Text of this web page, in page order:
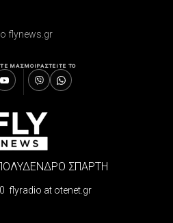
flynews.gr
ΜΑΣΜΟΙΡΑΣΤΕΙΤΕ ΤΟ
ΣΠΑΡΤΗ
flyradio at otenet.gr